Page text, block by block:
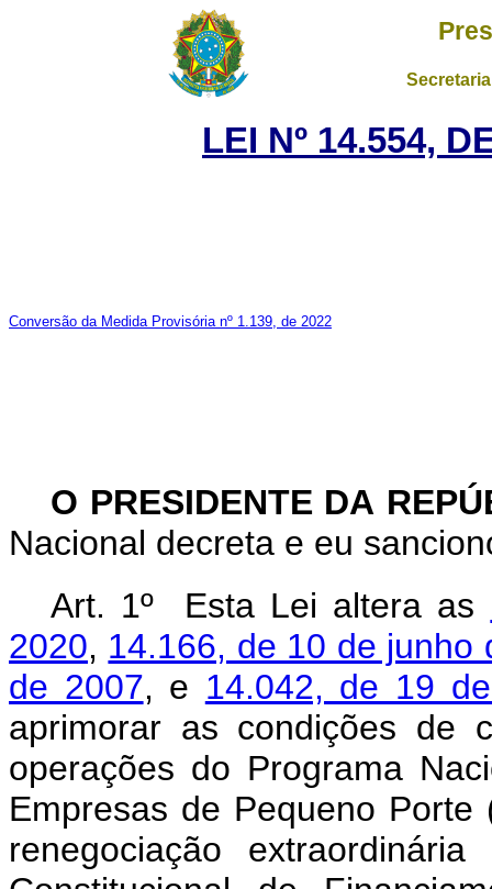
LEI Nº 14.554,
Conversão da Medida Provisória nº 1.139, de 2022
O PRESIDENTE DA
Nacional decreta e eu
Art. 1º Esta Lei altera as
2020, 14.166, de 10 de junho
de 2007, e 14.042, de 19
aprimorar as condições de
operações do Programa
Empresas de Pequeno
renegociação